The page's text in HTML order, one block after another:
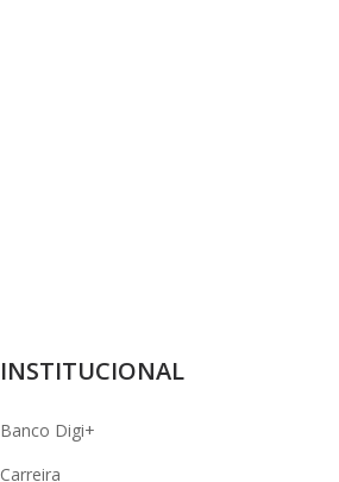
INSTITUCIONAL
Banco Digi+
Carreira